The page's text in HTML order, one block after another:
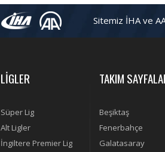
Sitemiz İHA ve
LİGLER
Süper Lig
Alt Ligler
İngiltere Premier Lig
TAKIM
Beşiktaş
Fenerbahçe
Galatasaray